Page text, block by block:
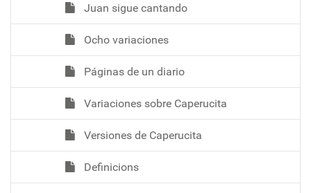
Juan sigue cantando
Ocho variaciones
Páginas de un diario
Variaciones sobre Caperucita
Versiones de Caperucita
Definicions